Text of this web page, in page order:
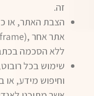
זה.
הצבת האתר, או
ללא הסכמה
וחיפוש מידע, או